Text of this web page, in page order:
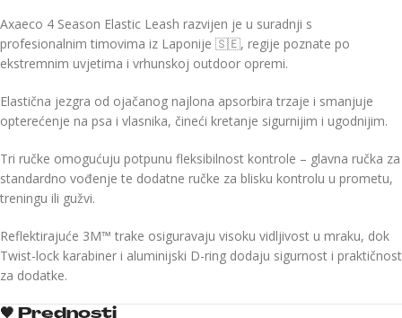
Axaeco 4 Season Elastic Leash razvijen je u suradnji s
profesionalnim timovima iz Laponije 🇸🇪, regije poznate po
ekstremnim uvjetima i vrhunskoj outdoor opremi.
Elastična jezgra od ojačanog najlona apsorbira trzaje i smanjuje
opterećenje na psa i vlasnika, čineći kretanje sigurnijim i ugodnijim.
Tri ručke omogućuju potpunu fleksibilnost kontrole – glavna ručka za
standardno vođenje te dodatne ručke za blisku kontrolu u prometu,
treningu ili gužvi.
Reflektirajuće 3M™ trake osiguravaju visoku vidljivost u mraku, dok
Twist-lock karabiner i aluminijski D-ring dodaju sigurnost i praktičnost
za dodatke.
🖤 Prednosti